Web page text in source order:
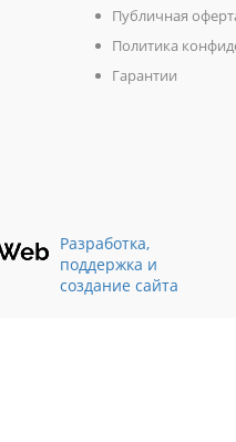
Публичная
Политика
Гарантии
Разработка,
поддержка и
создание сайта